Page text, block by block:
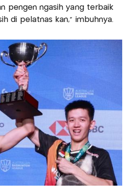
pengen ngasih yang terbaik
di pelatnas kan," imbuhnya.